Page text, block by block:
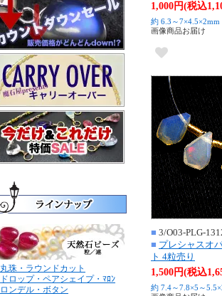
丸珠・ラウンドカット
ドロップ・ペアシェイプ・ﾏﾛﾝ
ロンデル・ボタン
1,000円(税込
約 6.3～7×4.5×2mm
画像商品お届け
■ 3/O03-PLG-
■ プレシャスオ
ト 4粒売り
1,500円(税込
約 7.4～7.8×5～